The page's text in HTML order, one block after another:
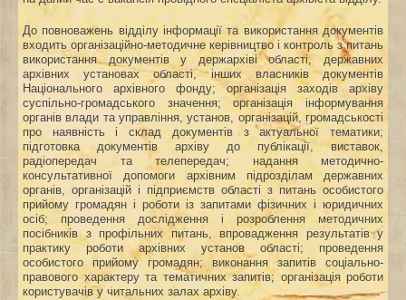
До повноважень відділу інформації та використання документів
входить організаційно-методичне керівництво і контроль з питань
використання документів у держархіві області, державних
архівних установах області, інших власників документів
Національного архівного фонду; організація заходів архіву
суспільно-громадського значення; організація інформування
органів влади та управління, установ, організацій, громадськості
про наявність і склад документів з актуальної тематики;
підготовка документів архіву до публікації, виставок,
радіопередач та телепередач; надання методично-
консультативної допомоги архівним підрозділам державних
органів, організацій і підприємств області з питань особистого
прийому громадян і роботи із запитами фізичних і юридичних
осіб; проведення дослідження і розроблення методичних
посібників з профільних питань, впровадження результатів у
практику роботи архівних установ області; проведення
особистого прийому громадян; виконання запитів соціально-
правового характеру та тематичних запитів; організація роботи
користувачів у читальних залах архіву.